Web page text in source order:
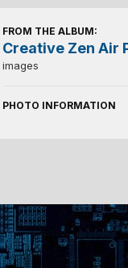
FROM THE ALBUM:
Creative Zen Air
images
PHOTO INFORMATION